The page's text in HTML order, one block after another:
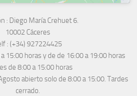
: Diego María Crehuet 6.
10002 Cáceres
: (+34) 927224425
15:00 horas y de de 16:00 a 19:00 horas
de 8:00 a 15:00 horas
abierto solo de 8:00 a 15:00. Tardes
cerrado.